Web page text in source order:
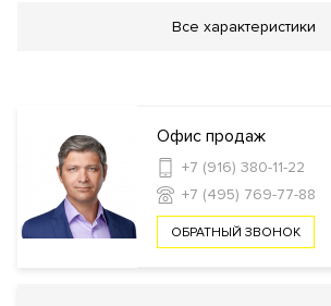
Фитнес клуб
Кладовые комнаты Консьерж
кабинет
Автомойка Химчистка
кабинет для жильцов
Event-холл Лаундж
Все характеристики
Офис продаж
+7 (916) 380-11-22
+7 (495) 769-77-88
ОБРАТНЫЙ ЗВОНОК